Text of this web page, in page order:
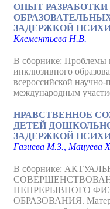
ОПЫТ
ЗАДЕРЖКОЙ
Клементьева Н.В.
В сборнике: Проблемы
инклюзивного
всероссийской
международным
НРАВСТВЕННОЕ
ДЕТЕЙ
ЗАДЕРЖКОЙ
Газиева М.З., Мацуева
В сборнике:
НЕПРЕРЫВНОГО
ОБРАЗОВАНИЯ.